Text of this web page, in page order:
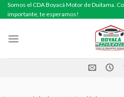
Skip
to
Somos el CDA Boyacá Motor de Duitama.
importante, te esperamos!